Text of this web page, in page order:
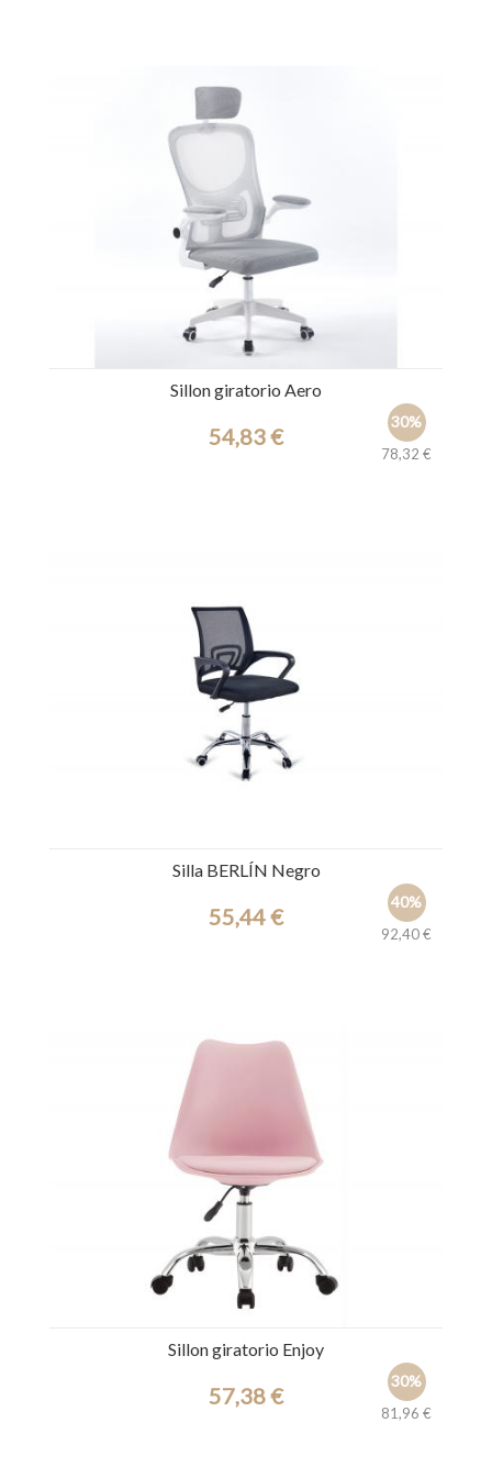
Sillon giratorio Aero
30%
78,32 €
54,83 €
Silla BERLÍN Negro
40%
92,40 €
55,44 €
Sillon giratorio Enjoy
30%
81,96 €
57,38 €